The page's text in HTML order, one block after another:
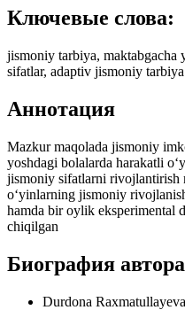
Ключевые слова:
jismoniy tarbiya, maktabgacha
sifatlar, adaptiv jismoniy tarbiya
Аннотация
Mazkur maqolada jismoniy
yoshdagi bolalarda harakatli
jismoniy sifatlarni rivojlantirish
o‘yinlarning jismoniy
hamda bir oylik eksperimental
chiqilgan
Биография автора
Durdona Raxmatullayeva